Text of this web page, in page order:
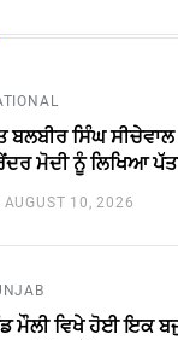
ਬਲਬੀਰ ਸਿੰਘ
ਮੋਦੀ ਨੂੰ ਲਿਖਿਆ
AUGUST 10, 2026
ਮੌਲੀ ਵਿਖੇ ਹੋਈ ਇਕ